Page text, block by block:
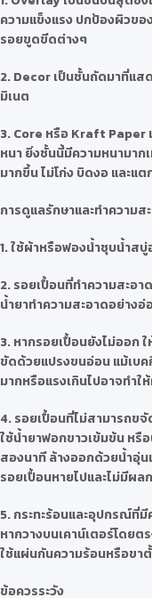
ความแข็งแรง ปกป้องผิวขอ
รอยขูดขีดต่างๆ
2. Decor เป็นชั้นถัดมาที่แ
มิเนต
3. Core หรือ Kraft Paper
หนา ยิ่งชั้นนี้มีความหนามาก
มากขึ้น ไม่โก่ง บิดงอ และแ
การดูแลรักษาและทำความส
1. ใช้ผ้าหรือฟองน้ำชุบน้ำส
2. รอยเปื้อนที่ทำความสะอ
น้ำยาทำความสะอาดอย่างอ่
3. หากรอยเปื้อนยังไม่ออก
ขัดด้วยแปรงขนอ่อน แม้เบ
มากหรือแรงเกินไปอาจทำใ
4. รอยเปื้อนที่ไม่สามารถข
ใช้น้ำยาฟอกขาวเข้มข้น หรื
สองนาที ล้างออกด้วยน้ำอุ่น
รอยเปื้อนหายไปและไม่มีผ
5. กระทะร้อนและอุปกรณ์ที่
หากวางบนเคาน์เตอร์โดย
ใช้แผ่นกันความร้อนหรือขา
ข้อควรระวัง